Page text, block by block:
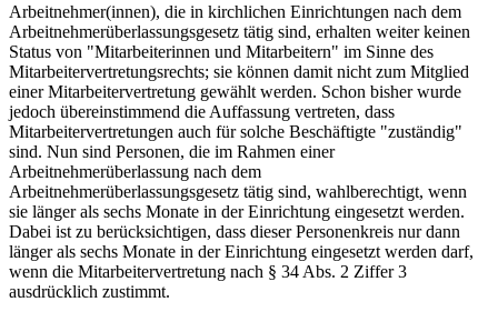
Arbeitnehmer(innen), die in kirchlichen Einrichtungen nach dem
Arbeitnehmerüberlassungsgesetz tätig sind, erhalten weiter keinen
Status von "Mitarbeiterinnen und Mitarbeitern" im Sinne des
Mitarbeitervertretungsrechts; sie können damit nicht zum Mitglied
einer Mitarbeitervertretung gewählt werden. Schon bisher wurde
jedoch übereinstimmend die Auffassung vertreten, dass
Mitarbeitervertretungen auch für solche Beschäftigte "zuständig"
sind. Nun sind Personen, die im Rahmen einer
Arbeitnehmerüberlassung nach dem
Arbeitnehmerüberlassungsgesetz tätig sind, wahlberechtigt, wenn
sie länger als sechs Monate in der Einrichtung eingesetzt werden.
Dabei ist zu berücksichtigen, dass dieser Personenkreis nur dann
länger als sechs Monate in der Einrichtung eingesetzt werden darf,
wenn die Mitarbeitervertretung nach § 34 Abs. 2 Ziffer 3
ausdrücklich zustimmt.